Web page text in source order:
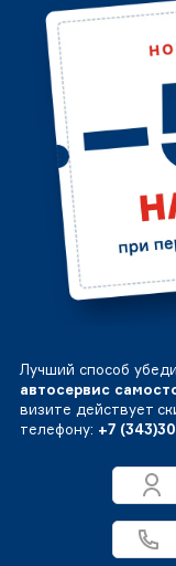
Лучший способ
автосервис
визите действует
телефону: +7